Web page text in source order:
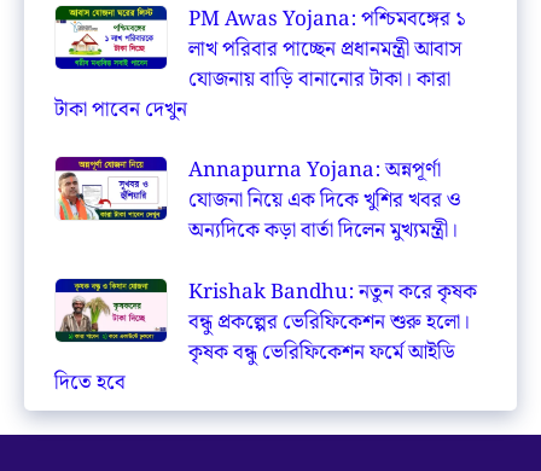
PM Awas Yojana: পশ্চিমবঙ্গের ১
লাখ পরিবার পাচ্ছেন প্রধানমন্ত্রী আবাস
যোজনায় বাড়ি বানানোর টাকা। কারা
টাকা পাবেন দেখুন
Annapurna Yojana: অন্নপূর্ণা
যোজনা নিয়ে এক দিকে খুশির খবর ও
অন্যদিকে কড়া বার্তা দিলেন মুখ্যমন্ত্রী।
Krishak Bandhu: নতুন করে কৃষক
বন্ধু প্রকল্পের ভেরিফিকেশন শুরু হলো।
কৃষক বন্ধু ভেরিফিকেশন ফর্মে আইডি
দিতে হবে